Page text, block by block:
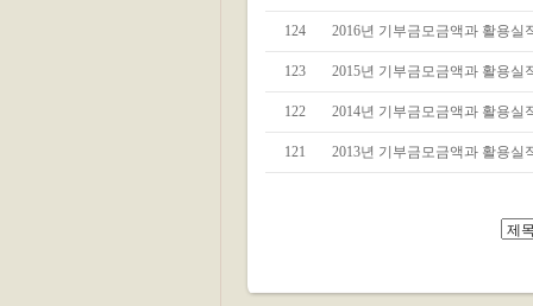
124 2016년 기부금모금액과 활용실
123 2015년 기부금모금액과 활용실
122 2014년 기부금모금액과 활용실
121 2013년 기부금모금액과 활용실